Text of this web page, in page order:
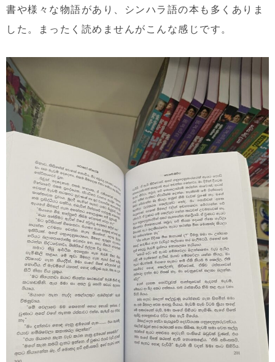
書や様々な物語があり、シンハラ語の本も多くありま
した。まったく読めませんがこんな感じです。